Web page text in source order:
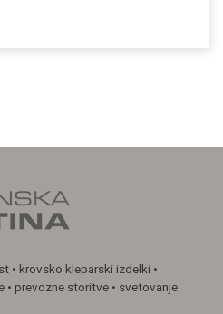
• krovsko kleparski izdelki •
• prevozne storitve • svetovanje